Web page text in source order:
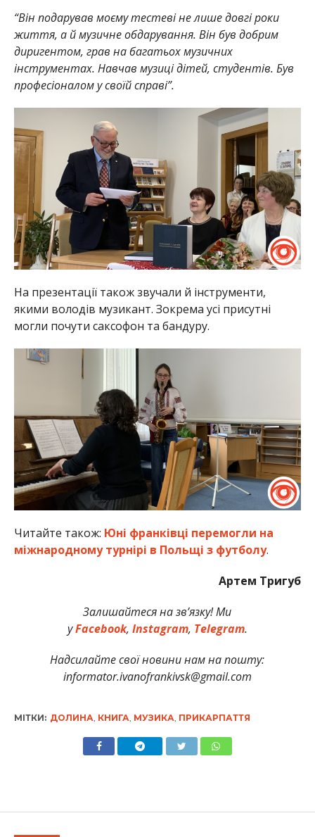
“Він подарував моєму тестеві не лише довгі роки
життя, а й музичне обдарування. Він був добрим
диригентом, грав на багатьох музичних
інструментах. Навчав музиці дітей, студентів. Був
професіоналом у своїй справі”.
На презентації також звучали й інструменти,
якими володів музикант. Зокрема усі присутні
могли почути саксофон та бандуру.
Читайте також: Юні франківці перемогли на
міжнародному турнірі в Польщі з футболу.
Артем Тригуб
Залишайтеся на зв’язку! Ми
уFacebook, Instagram, Telegram.
Надсилайте свої новини нам на пошту:
informator.ivanofrankivsk@gmail.com
МІТКИ: ДОЛИНА КНИГА МУЗИКА ПРИКАРПАТТЯ